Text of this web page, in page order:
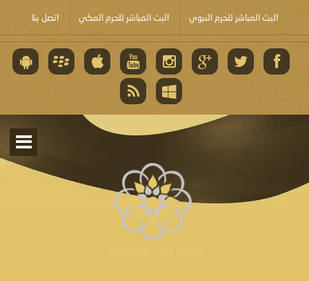
البث المباشر للحرم النبوي البث المباشر للحرم المكي اتصل بنا